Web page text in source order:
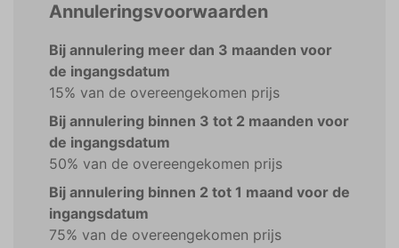
Annuleringsvoorwaarden
Bij annulering meer dan 3 maanden voor
de ingangsdatum
15% van de overeengekomen prijs
Bij annulering binnen 3 tot 2 maanden voor
de ingangsdatum
50% van de overeengekomen prijs
Bij annulering binnen 2 tot 1 maand voor de
ingangsdatum
75% van de overeengekomen prijs